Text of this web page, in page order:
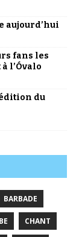
aujourd’hui
fans les
l’Óvalo
du
BARBADE
CHANT